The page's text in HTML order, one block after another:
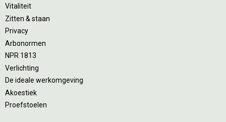
Vitaliteit
Zitten & staan
Privacy
Arbonormen
NPR 1813
Verlichting
De ideale werkomgeving
Akoestiek
Proefstoelen